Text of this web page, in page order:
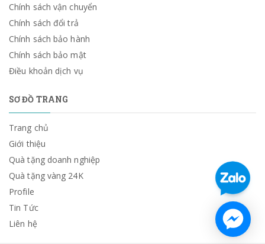
Chính sách vận chuyển
Chính sách đổi trả
Chính sách bảo hành
Chính sách bảo mật
Điều khoản dịch vụ
SƠ ĐỒ TRANG
Trang chủ
Giới thiệu
Quà tặng doanh nghiệp
Quà tặng vàng 24K
Profile
Tin Tức
Liên hệ